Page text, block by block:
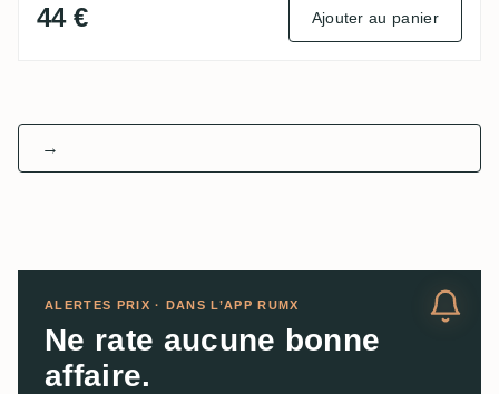
44 € Ajouter au panier
→
ALERTES PRIX · DANS L’APP RUMX
Ne rate aucune bonne
affaire.